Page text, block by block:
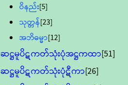
ဝိနည်း[5]
သုတ္တန်[23]
အဘိဓမ္မာ[12]
ဆဋ္ဌမူပိဋကတ်သုံးပုံအဋ္ဌကထာ[51]
ဆဋ္ဌမူပိဋကတ်သုံးပုံဋီကာ[26]